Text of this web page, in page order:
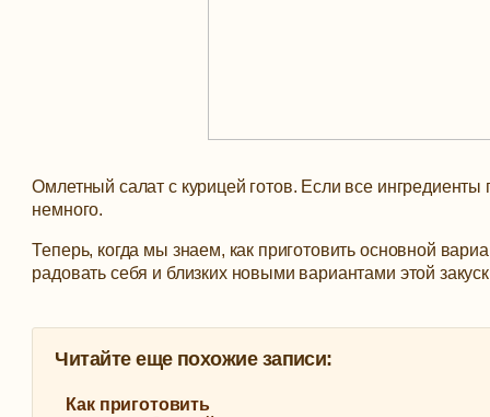
Омлетный салат с курицей готов. Если все
немного.
Теперь, когда мы знаем, как приготовить основной
радовать себя и близких новыми вариантами этой
Читайте еще похожие записи:
Как приготовить